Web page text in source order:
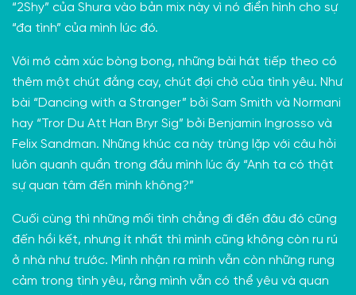
“2Shy” của Shura vào bản mix này vì nó điển hình cho sự
“đa tình” của mình lúc đó.
Với mớ cảm xúc bòng bong, những bài hát tiếp theo có
thêm một chút đắng cay, chút đợi chờ của tình yêu. Như
bài “Dancing with a Stranger” bởi Sam Smith và Normani
hay “Tror Du Att Han Bryr Sig” bởi Benjamin Ingrosso và
Felix Sandman. Những khúc ca này trùng lặp với câu hỏi
luôn quanh quẩn trong đầu mình lúc ấy “Anh ta có thật
sự quan tâm đến mình không?”
Cuối cùng thì những mối tình chẳng đi đến đâu đó cũng
đến hồi kết, nhưng ít nhất thì mình cũng không còn ru rú
ở nhà như trước. Mình nhận ra mình vẫn còn những rung
cảm trong tình yêu, rằng mình vẫn có thể yêu và quan